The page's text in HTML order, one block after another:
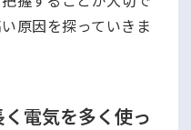
原因を探っていきま
電気を多く使っ